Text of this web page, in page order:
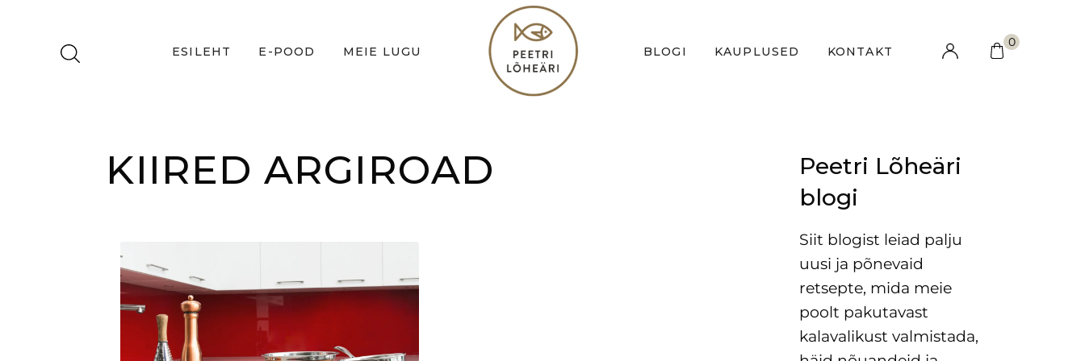
ESILEHT E-POOD MEIE LUGU BLOGI KAUPLUSED KONTAKT
0
KIIRED ARGIROAD
Peetri Lõheäri
blogi
Siit blogist leiad palju
uusi ja põnevaid
retsepte, mida meie
poolt pakutavast
kalavalikust valmistada,